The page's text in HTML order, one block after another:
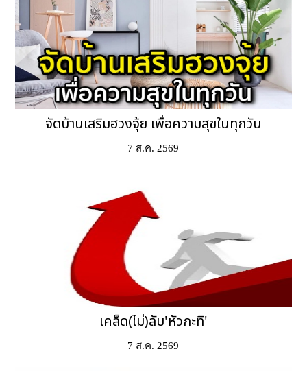
จัดบ้านเสริมฮวงจุ้ย เพื่อความสุขในทุกวัน
7 ส.ค. 2569
เคล็ด(ไม่)ลับ'หัวกะทิ'
7 ส.ค. 2569